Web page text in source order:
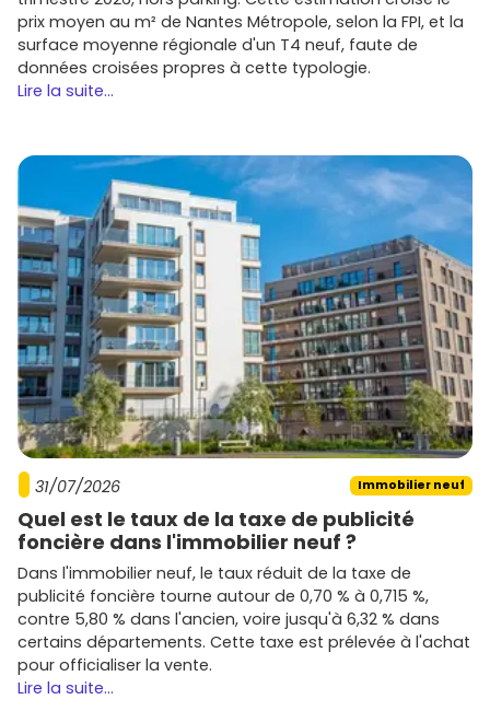
prix moyen au m² de Nantes Métropole, selon la FPI, et la
surface moyenne régionale d'un T4 neuf, faute de
données croisées propres à cette typologie.
Lire la suite...
31/07/2026 Immobilier neuf
Quel est le taux de la taxe de publicité
foncière dans l'immobilier neuf ?
Dans l'immobilier neuf, le taux réduit de la taxe de
publicité foncière tourne autour de 0,70 % à 0,715 %,
contre 5,80 % dans l'ancien, voire jusqu'à 6,32 % dans
certains départements. Cette taxe est prélevée à l'achat
pour officialiser la vente.
Lire la suite...